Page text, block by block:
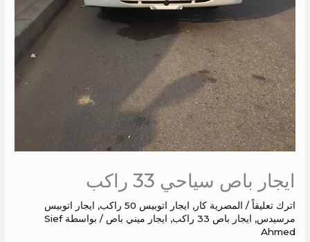
ايجار باص سياحي 33 راكب
اترك تعليقاً / المصرية كار, ايجار اتوبيس 50 راكب , ايجار اتوبيس
مرسيدس, ايجار باص 33 راكب , ايجار ميني باص / بواسطة Sief
Ahmed